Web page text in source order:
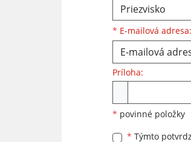
* E-mailová adresa:
Príloha:
* povinné položky
* Týmto